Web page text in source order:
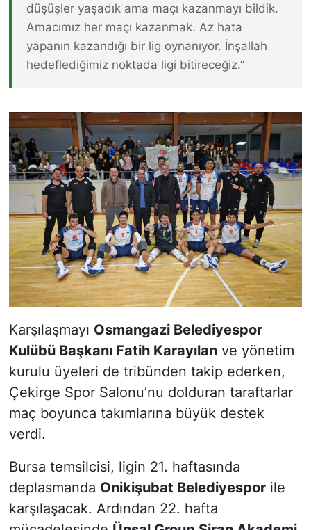
düşüşler yaşadık ama maçı kazanmayı bildik.
Amacımız her maçı kazanmak. Az hata
yapanın kazandığı bir lig oynanıyor. İnşallah
hedeflediğimiz noktada ligi bitireceğiz.”
Karşılaşmayı Osmangazi Belediyespor
Kulübü Başkanı Fatih Karayılanve yönetim
kurulu üyeleri de tribünden takip ederken,
Çekirge Spor Salonu’nu dolduran taraftarlar
maç boyunca takımlarına büyük destek
verdi.
Bursa temsilcisi, ligin 21. haftasında
deplasmanda Onikişubat Belediyesporile
karşılaşacak. Ardından 22. hafta